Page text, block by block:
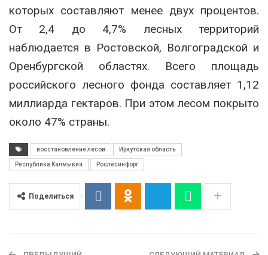
которых составляют менее двух процентов.
От 2,4 до 4,7% лесных территорий
наблюдается в Ростовской, Волгоградской и
Оренбургской областях. Всего площадь
российского лесного фонда составляет 1,12
миллиарда гектаров. При этом лесом покрыто
около 47% страны.
восстановление лесов Иркутская область
Республика Калмыкия Рослесинфорг
Поделиться